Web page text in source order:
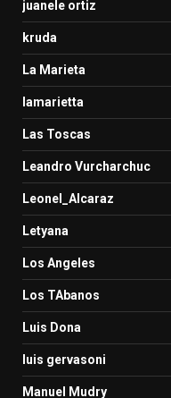
juanele ortiz
kruda
La Marieta
lamarietta
Las Toscas
Leandro Vurcharchuc
Leonel_Alcaraz
Letyana
Los Angeles
Los TAbanos
Luis Dona
luis gervasoni
Manuel Mudry